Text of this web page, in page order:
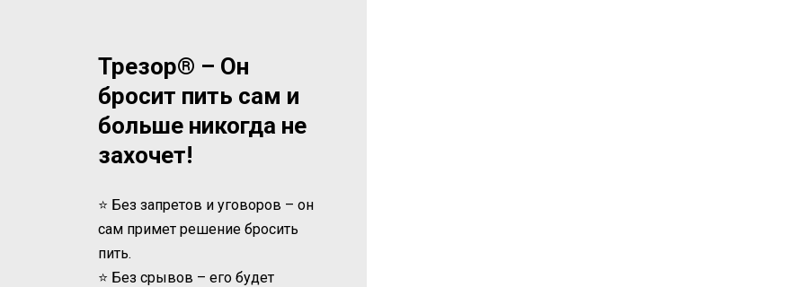
Трезор® – Он
бросит пить сам и
больше никогда не
захочет!
⭐ Без запретов и уговоров – он
сам примет решение бросить
пить.
⭐ Без срывов – его будет